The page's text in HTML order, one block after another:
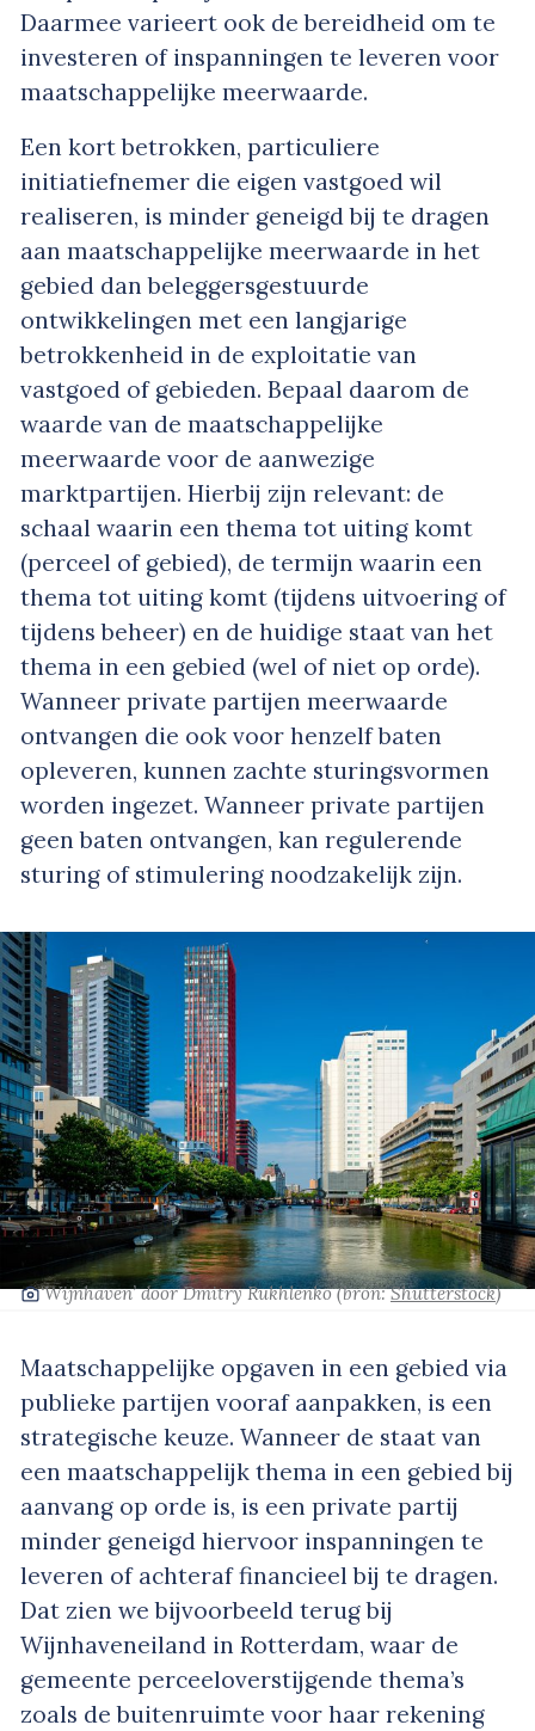
Daarmee varieert ook de bereidheid om te
investeren of inspanningen te leveren voor
maatschappelijke meerwaarde.
Een kort betrokken, particuliere
initiatiefnemer die eigen vastgoed wil
realiseren, is minder geneigd bij te dragen
aan maatschappelijke meerwaarde in het
gebied dan beleggersgestuurde
ontwikkelingen met een langjarige
betrokkenheid in de exploitatie van
vastgoed of gebieden. Bepaal daarom de
waarde van de maatschappelijke
meerwaarde voor de aanwezige
marktpartijen. Hierbij zijn relevant: de
schaal waarin een thema tot uiting komt
(perceel of gebied), de termijn waarin een
thema tot uiting komt (tijdens uitvoering of
tijdens beheer) en de huidige staat van het
thema in een gebied (wel of niet op orde).
Wanneer private partijen meerwaarde
ontvangen die ook voor henzelf baten
opleveren, kunnen zachte sturingsvormen
worden ingezet. Wanneer private partijen
geen baten ontvangen, kan regulerende
sturing of stimulering noodzakelijk zijn.
‘Wijnhaven’door Dmitry Rukhlenko(bron:Shutterstock)
Maatschappelijke opgaven in een gebied via
publieke partijen vooraf aanpakken, is een
strategische keuze. Wanneer de staat van
een maatschappelijk thema in een gebied bij
aanvang op orde is, is een private partij
minder geneigd hiervoor inspanningen te
leveren of achteraf financieel bij te dragen.
Dat zien we bijvoorbeeld terug bij
Wijnhaveneiland in Rotterdam, waar de
gemeente perceeloverstijgende thema’s
zoals de buitenruimte voor haar rekening